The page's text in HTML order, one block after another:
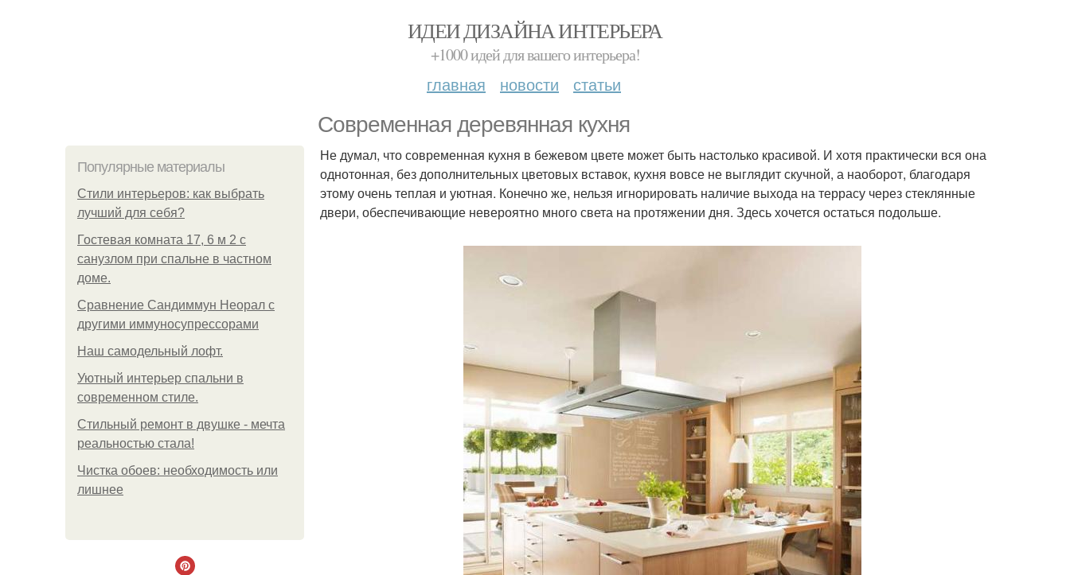
ИДЕИ ДИЗАЙНА ИНТЕРЬЕРА
+1000 идей для вашего интерьера!
главная новости статьи
Современная деревянная кухня
Популярные материалы
Стили интерьеров: как выбрать
лучший для себя?
Гостевая комната 17, 6 м 2 с
санузлом при спальне в частном
доме.
Сравнение Сандиммун Неорал с
другими иммуносупрессорами
Наш самодельный лофт.
Уютный интерьер спальни в
современном стиле.
Стильный ремонт в двушке - мечта
реальностью стала!
Чистка обоев: необходимость или
лишнее
Не думал, что современная кухня в бежевом цвете может быть настолько красивой. И хотя практически вся она
однотонная, без дополнительных цветовых вставок, кухня вовсе не выглядит скучной, а наоборот, благодаря
этому очень теплая и уютная. Конечно же, нельзя игнорировать наличие выхода на террасу через стеклянные
двери, обеспечивающие невероятно много света на протяжении дня. Здесь хочется остаться подольше.